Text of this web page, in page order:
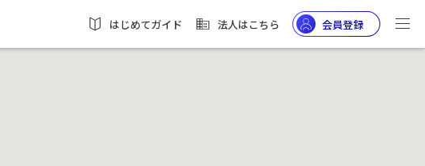
はじめてガイド 法人はこちら 会員登録